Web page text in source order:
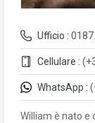
Ufficio :
Cellulare :
WhatsApp :
William è nato e